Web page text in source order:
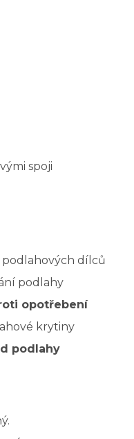
spoji
podlahových dílců
podlahy
opotřebení
krytiny
podlahy